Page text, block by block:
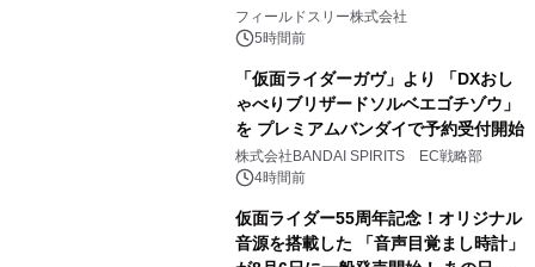
約1300万画素、用途別に選べるコンデ
ジ新登場
フィールドスリー株式会社
5時間前
「仮面ライダーガヴ」より 「DXおし
ゃべりブリザードソルベエゴチゾウ」
を プレミアムバンダイで予約受付開始
株式会社BANDAI SPIRITS EC戦略部
4時間前
仮面ライダー55周年記念！オリジナル
音源を搭載した 「音声目覚まし時計」